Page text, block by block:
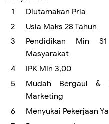
Diutamakan Pria
Usia Maks 28 Tahun
Pendidikan Min S1
Masyarakat
IPK Min 3,00
Mudah Bergaul &
Marketing
Menyukai Pekerjaan